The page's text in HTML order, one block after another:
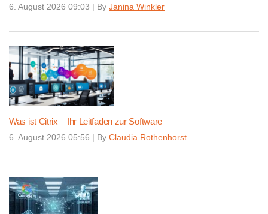
6. August 2026 09:03 | By Janina Winkler
Was ist Citrix – Ihr Leitfaden zur Software
6. August 2026 05:56 | By Claudia Rothenhorst